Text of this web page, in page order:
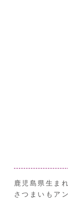
鹿児島県生ま
さつまいもア